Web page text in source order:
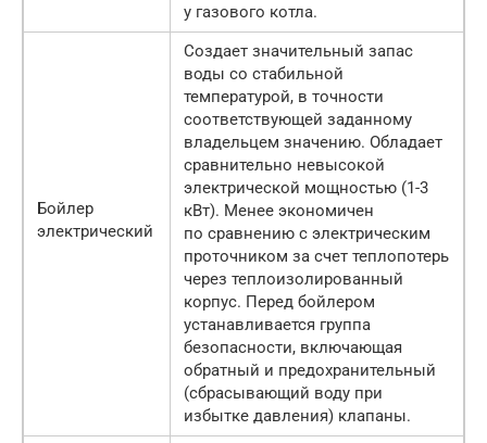
у газового котла.
Бойлер
электрический
Создает значительный запас
воды со стабильной
температурой, в точности
соответствующей заданному
владельцем значению. Обладает
сравнительно невысокой
электрической мощностью (1-3
кВт). Менее экономичен
по сравнению с электрическим
проточником за счет теплопотерь
через теплоизолированный
корпус. Перед бойлером
устанавливается группа
безопасности, включающая
обратный и предохранительный
(сбрасывающий воду при
избытке давления) клапаны.